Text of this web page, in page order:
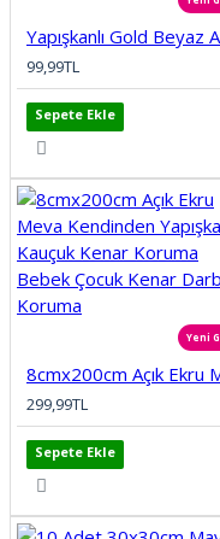
99,99TL
Sepete Ekle
Yeni
299,99TL
Sepete Ekle